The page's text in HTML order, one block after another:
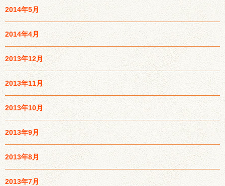
2014年5月
2014年4月
2013年12月
2013年11月
2013年10月
2013年9月
2013年8月
2013年7月